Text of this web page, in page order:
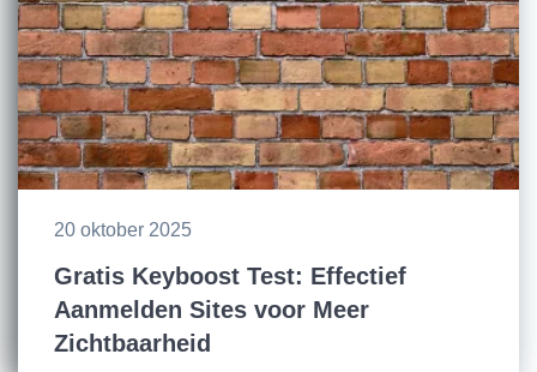
20 oktober 2025
Gratis Keyboost Test: Effectief
Aanmelden Sites voor Meer
Zichtbaarheid